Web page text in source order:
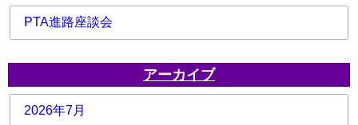
PTA進路座談会
アーカイブ
2026年7月